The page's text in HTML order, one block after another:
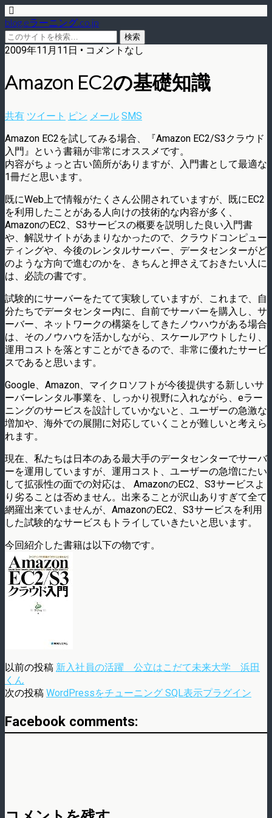
blog.eラーニング.co.jp
2009年11月11日 • コメントなし
Amazon EC2の基礎知識
共有 ツイート ピン メール SMS
Amazon EC2を試してみる場合、『Amazon EC2/S3クラウド
入門』という書籍が非常にオススメです。
内容がちょっと古い箇所がありますが、入門書として最適な
1冊だと思います。
既にWeb上で情報がたくさん公開されていますが、既にEC2
を利用したことがある人向けの技術的な内容が多く、
AmazonのEC2、S3サービスの概要を説明した良い入門書
や、解説サイトがあまりなかったので、クラウドコンピュー
ティングや、今後のレンタルサーバー、データセンターがど
のような方向で進むのかを、きちんと押さえておきたい人に
は、必読の書です。
試験的にサーバーをたてて実験していますが、これまで、自
分たちでデータセンター内に、自前でサーバーを購入し、サ
ーバー、ネットワークの構築をしてきたノウハウがある場合
は、そのノウハウを活かしながら、スケールアウトしたり、
運用コストを落とすことができるので、非常に優れたサービ
スであると思います。
Google、Amazon、マイクロソフトが今後提供する新しいサ
ーバーレンタル事業を、しっかり視野に入れながら、eラー
ニングのサービスを設計していかないと、ユーザーの急激な
増加や、海外での展開に対応していくことが難しいと考えら
れます。
現在、私たちは日本のある最大手のデータセンターでサーバ
ーを運用していますが、運用コスト、ユーザーの急増にたい
して拡張性の面での対応は、 AmazonのEC2、S3サービスよ
り劣ることは否めません。出来ることが沢山ありすぎて全て
網羅出来ていませんが、AmazonのEC2、S3サービスを利用
した試験的なサービスもトライしていきたいと思います。
今回紹介した書籍は以下の物です。
以前の投稿 新入社員の活躍 公立はこだて未来大学 浜田
くん
次の投稿 WordPressをチューニング SQL表示プラグイン
Facebook comments: